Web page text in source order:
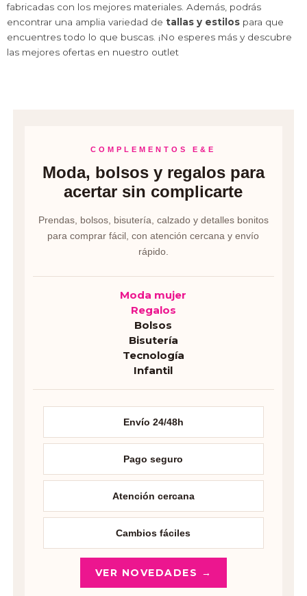
fabricadas con los mejores materiales. Además, podrás
encontrar una amplia variedad de tallas y estilos para que
encuentres todo lo que buscas. ¡No esperes más y descubre
las mejores ofertas en nuestro outlet
COMPLEMENTOS E&E
Moda, bolsos y regalos para
acertar sin complicarte
Prendas, bolsos, bisutería, calzado y detalles bonitos
para comprar fácil, con atención cercana y envío
rápido.
Moda mujer
Regalos
Bolsos
Bisutería
Tecnología
Infantil
Envío 24/48h
Pago seguro
Atención cercana
Cambios fáciles
VER NOVEDADES →